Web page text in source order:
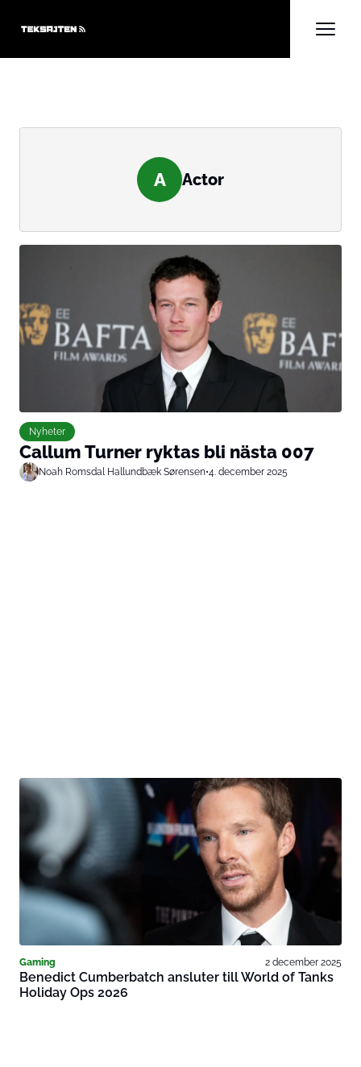
A Actor
Nyheter
Callum Turner ryktas bli nästa 007
Noah Romsdal Hallundbæk Sørensen•4. december 2025
Gaming 2 december 2025
Benedict Cumberbatch ansluter till World of Tanks
Holiday Ops 2026